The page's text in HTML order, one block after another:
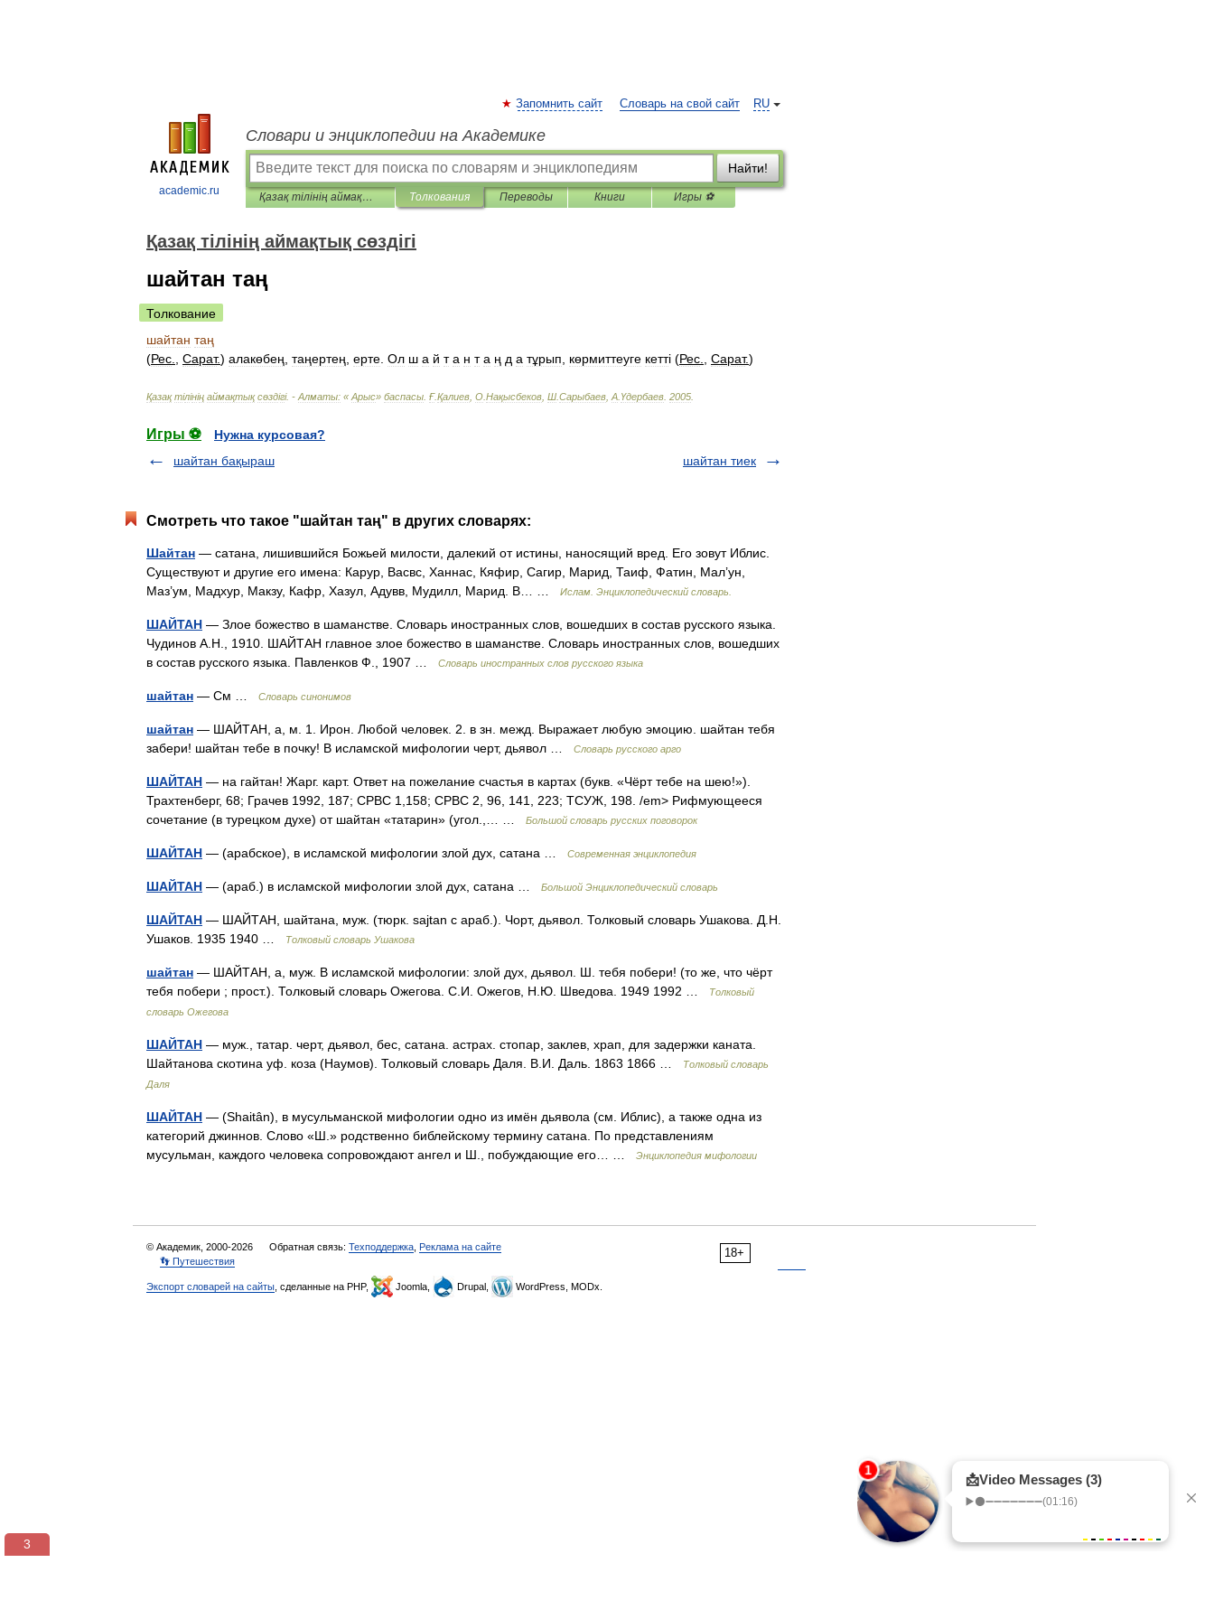
academic.ru
RU
Запомнить сайт Словарь на свой сайт
Словари и энциклопедии на Академике
Найти!
Қазақ тілінің аймақтық сөздігі Толкования Переводы Книги Игры ⚽
Қазақ тілінің аймақтық сөздігі
шайтан таң
Толкование
шайтан таң
(Рес Сарат.) алакөбең таңертең ерте Ол ш а й т а н т а ң д а тұрып көрмиттеуге кетті (Рес Сарат.)
Қазақ тілінің аймақтық сөздігі. - Алматы: « Арыс» баспасы Ғ.Қалиев О Нақысбеков Ш Сарыбаев А Үдербаев 2005
Игры ⚽
Нужна курсовая?
шайтан бақыраш
шайтан тиек
Смотреть что такое "шайтан таң" в других словарях:
Шайтан — сатана, лишившийся Божьей милости, далекий от истины, наносящий вред. Его зовут Иблис.
Существуют и другие его имена: Карур, Васвс, Ханнас, Кяфир, Сагир, Марид, Таиф, Фатин, Мал’ун,
Маз’ум, Мадхур, Макзу, Кафр, Хазул, Адувв, Мудилл, Марид. В… …
Ислам. Энциклопедический словарь.
ШАЙТАН — Злое божество в шаманстве. Словарь иностранных слов, вошедших в состав русского языка.
Чудинов А.Н., 1910. ШАЙТАН главное злое божество в шаманстве. Словарь иностранных слов, вошедших
в состав русского языка. Павленков Ф., 1907 …
Словарь иностранных слов русского языка
шайтан — См … Словарь синонимов
шайтан — ШАЙТАН, а, м. 1. Ирон. Любой человек. 2. в зн. межд. Выражает любую эмоцию. шайтан тебя
забери! шайтан тебе в почку! В исламской мифологии черт, дьявол …
Словарь русского арго
ШАЙТАН — на гайтан! Жарг. карт. Ответ на пожелание счастья в картах (букв. «Чёрт тебе на шею!»).
Трахтенберг, 68; Грачев 1992, 187; СРВС 1,158; СРВС 2, 96, 141, 223; ТСУЖ, 198. /em> Рифмующееся
сочетание (в турецком духе) от шайтан «татарин» (угол.,… …
Большой словарь русских поговорок
ШАЙТАН — (арабское), в исламской мифологии злой дух, сатана … Современная энциклопедия
ШАЙТАН — (араб.) в исламской мифологии злой дух, сатана … Большой Энциклопедический словарь
ШАЙТАН — ШАЙТАН, шайтана, муж. (тюрк. sajtan с араб.). Чорт, дьявол. Толковый словарь Ушакова. Д.Н.
Ушаков. 1935 1940 …
Толковый словарь Ушакова
шайтан — ШАЙТАН, а, муж. В исламской мифологии: злой дух, дьявол. Ш. тебя побери! (то же, что чёрт
тебя побери ; прост.). Толковый словарь Ожегова. С.И. Ожегов, Н.Ю. Шведова. 1949 1992 …
Толковый
словарь Ожегова
ШАЙТАН — муж., татар. черт, дьявол, бес, сатана. астрах. стопар, заклев, храп, для задержки каната.
Шайтанова скотина уф. коза (Наумов). Толковый словарь Даля. В.И. Даль. 1863 1866 …
Толковый словарь
Даля
ШАЙТАН — (Shaitân), в мусульманской мифологии одно из имён дьявола (см. Иблис), а также одна из
категорий джиннов. Слово «Ш.» родственно библейскому термину сатана. По представлениям
мусульман, каждого человека сопровождают ангел и Ш., побуждающие его… …
Энциклопедия мифологии
18+
© Академик, 2000-2026 Обратная связь: Техподдержка Реклама на сайте
👣 Путешествия
Экспорт словарей на сайты , сделанные на PHP, Joomla, Drupal, WordPress, MODx.
3